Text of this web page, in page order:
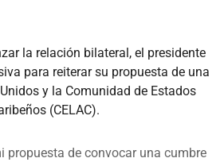
la relación bilateral, el presidente
para reiterar su propuesta de una
y la Comunidad de Estados
(CELAC).
propuesta de convocar una cumbre